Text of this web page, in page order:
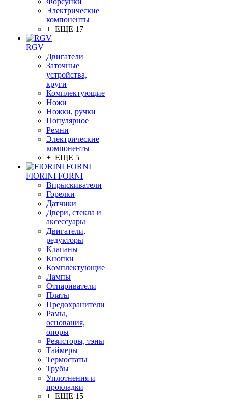
Электрические
компоненты
+ ЕЩЕ 17
RGV
Двигатели
Заточные
устройства,
круги
Комплектующие
Ножи
Ножки, ручки
Популярное
Ремни
Электрические
компоненты
+ ЕЩЕ 5
FIORINI FORNI
Впрыскиватели
Горелки
Датчики
Двери, стекла и
аксессуары
Двигатели,
редукторы
Клапаны
Кнопки
Комплектующие
Лампы
Отпариватели
Платы
Предохранители
Рамы,
основания,
опоры
Резисторы, тэны
Таймеры
Термостаты
Трубы
Уплотнения и
прокладки
+ ЕЩЕ 15